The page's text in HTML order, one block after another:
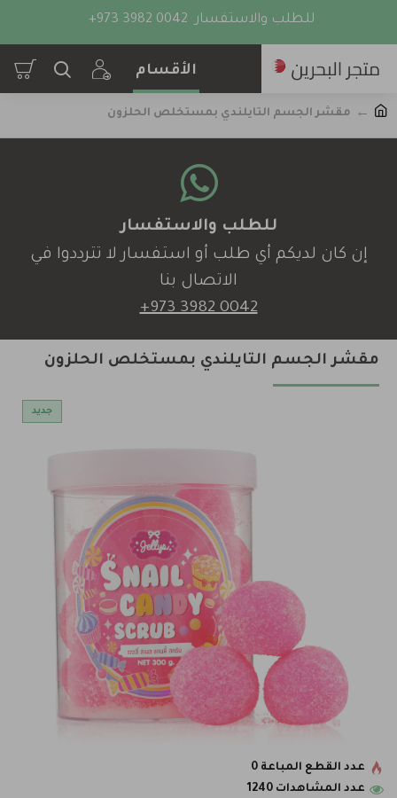
للطلب والاستفسار +973 3982 0042
مقشر الجسم التايلندي بمستخلص الحلزون
للطلب والاستفسار
إن كان لديكم أي طلب أو استفسار لا تترددوا في
الاتصال بنا
+973 3982 0042
مقشر الجسم التايلندي بمستخلص الحلزون
جديد
عدد القطع المباعة 0
عدد المشاهدات 1240